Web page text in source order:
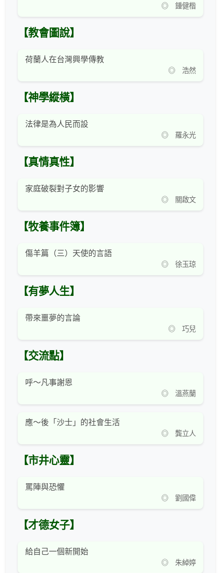
◎ 鍾健楷
【教會圖說】
荷蘭人在台灣興學傳教
◎ 浩然
【神學縱橫】
法律是為人民而設
◎ 羅永光
【真情真性】
家庭破裂對子女的影響
◎ 關啟文
【牧養事件簿】
傷羊篇（三）天使的言語
◎ 徐玉琼
【有夢人生】
帶來噩夢的言論
◎ 巧兒
【交流點】
呼～凡事謝恩
◎ 溫燕蘭
應～後「沙士」的社會生活
◎ 龔立人
【市井心靈】
罵陣與恐懼
◎ 劉國偉
【才德女子】
給自己一個新開始
◎ 朱綽婷